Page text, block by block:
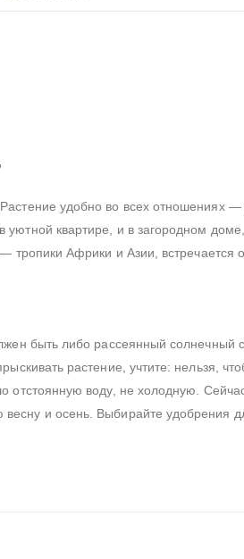
удобно во всех отношениях —
квартире, и в загородном
Африки и Азии, встречается
быть либо рассеянный солнечный
растение, учтите: нельзя,
отстоянную воду, не холодную.
и осень. Выбирайте удобрения